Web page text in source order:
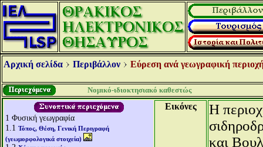
Αρχική σελίδα Περιβάλλον Εύρεση ανά γεωγραφική
Νομικό-ιδιοκτησιακό καθεστώς
1 Φυσική γεωγραφία
1.1 Τόπος, Θέση, Γενική Περιγραφή
(γεωμορφολογικά στοιχεία)
Εικόνες
Η
και